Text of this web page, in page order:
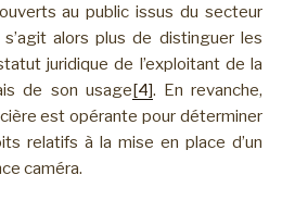
au public issus du secteur
alors plus de distinguer les
juridique de l’exploitant de la
de son usage[4]. En revanche,
est opérante pour déterminer
relatifs à la mise en place d’un
caméra.